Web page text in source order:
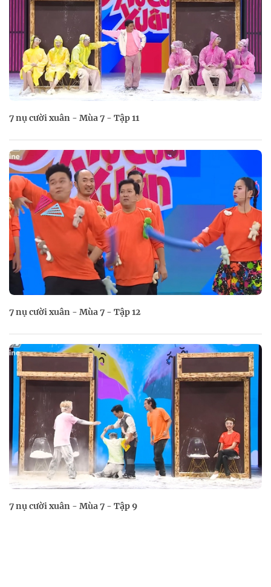
7 nụ cười xuân - Mùa 7 - Tập 11
7 nụ cười xuân - Mùa 7 - Tập 12
7 nụ cười xuân - Mùa 7 - Tập 9